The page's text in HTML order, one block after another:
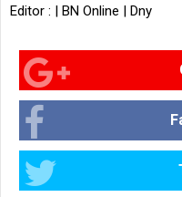
Editor : | BN Online | Dny